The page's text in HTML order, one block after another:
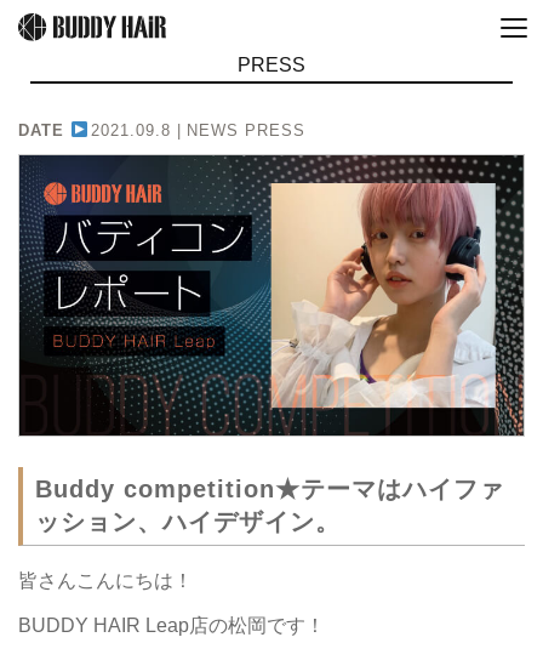
PRESS
DATE 2021.09.8 | NEWS PRESS
Buddy competition★テーマはハイファ
ッション、ハイデザイン。
皆さんこんにちは！
BUDDY HAIR Leap店の松岡です！